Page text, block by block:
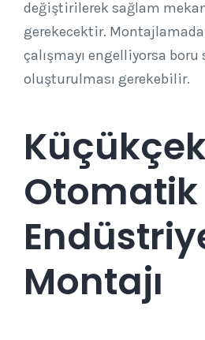
değiştirilerek sağlam
gerekecektir.
çalışmayı engelliyorsa
oluşturulması gerekebilir.
Otomatik
Montajı